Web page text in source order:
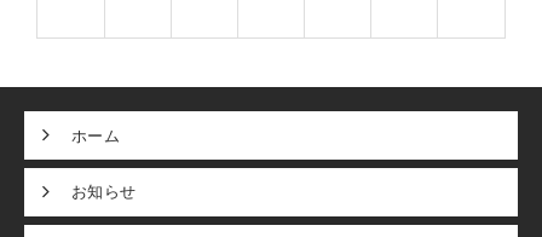
ホーム
お知らせ